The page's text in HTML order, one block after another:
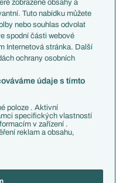
soutěž
zobrazené obsahy a
Tuto nabídku můžete
nebo souhlas odvolat
spodní části webové
Internetová stránka. Další
ochrany osobních
údaje s tímto
poloze . Aktivní
specifických vlastností
v zařízení .
reklam a obsahu,